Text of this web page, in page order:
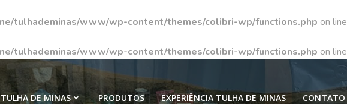
tulhademinas/www/wp-content/themes/colibri-wp/functions.php on line
tulhademinas/www/wp-content/themes/colibri-wp/functions.php on line
TULHA DE MINAS PRODUTOS EXPERIÊNCIA TULHA DE MINAS CONTATO